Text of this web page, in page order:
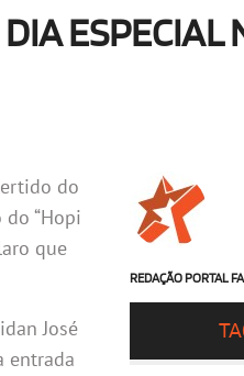
ESPECIAL
REDAÇÃO PORTAL
do
“Hopi
que
José
entrada